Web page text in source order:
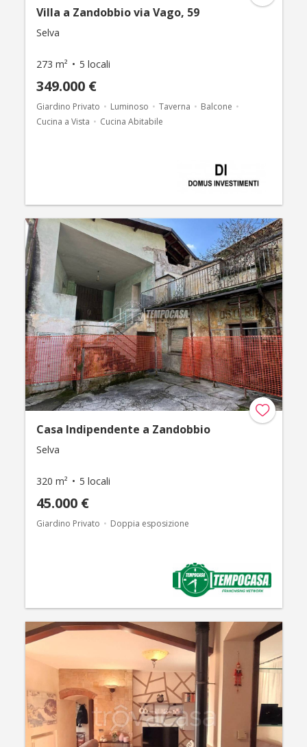
Villa a Zandobbio via Vago, 59
Selva
273 m² 5 locali
349.000 €
Giardino Privato Luminoso Taverna
Balcone
Cucina a Vista
Cucina Abitabile
Casa Indipendente a Zandobbio
Selva
320 m² 5 locali
45.000 €
Giardino Privato Doppia esposizione